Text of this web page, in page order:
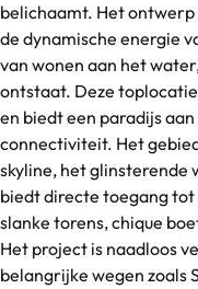
belichaamt. Het
de dynamische energie
van wonen aan het
ontstaat. Deze
en biedt een paradijs
connectiviteit. Het
skyline, het glinsterende
biedt directe toegang tot
slanke torens, chique
Het project is naadloos
belangrijke wegen zoals